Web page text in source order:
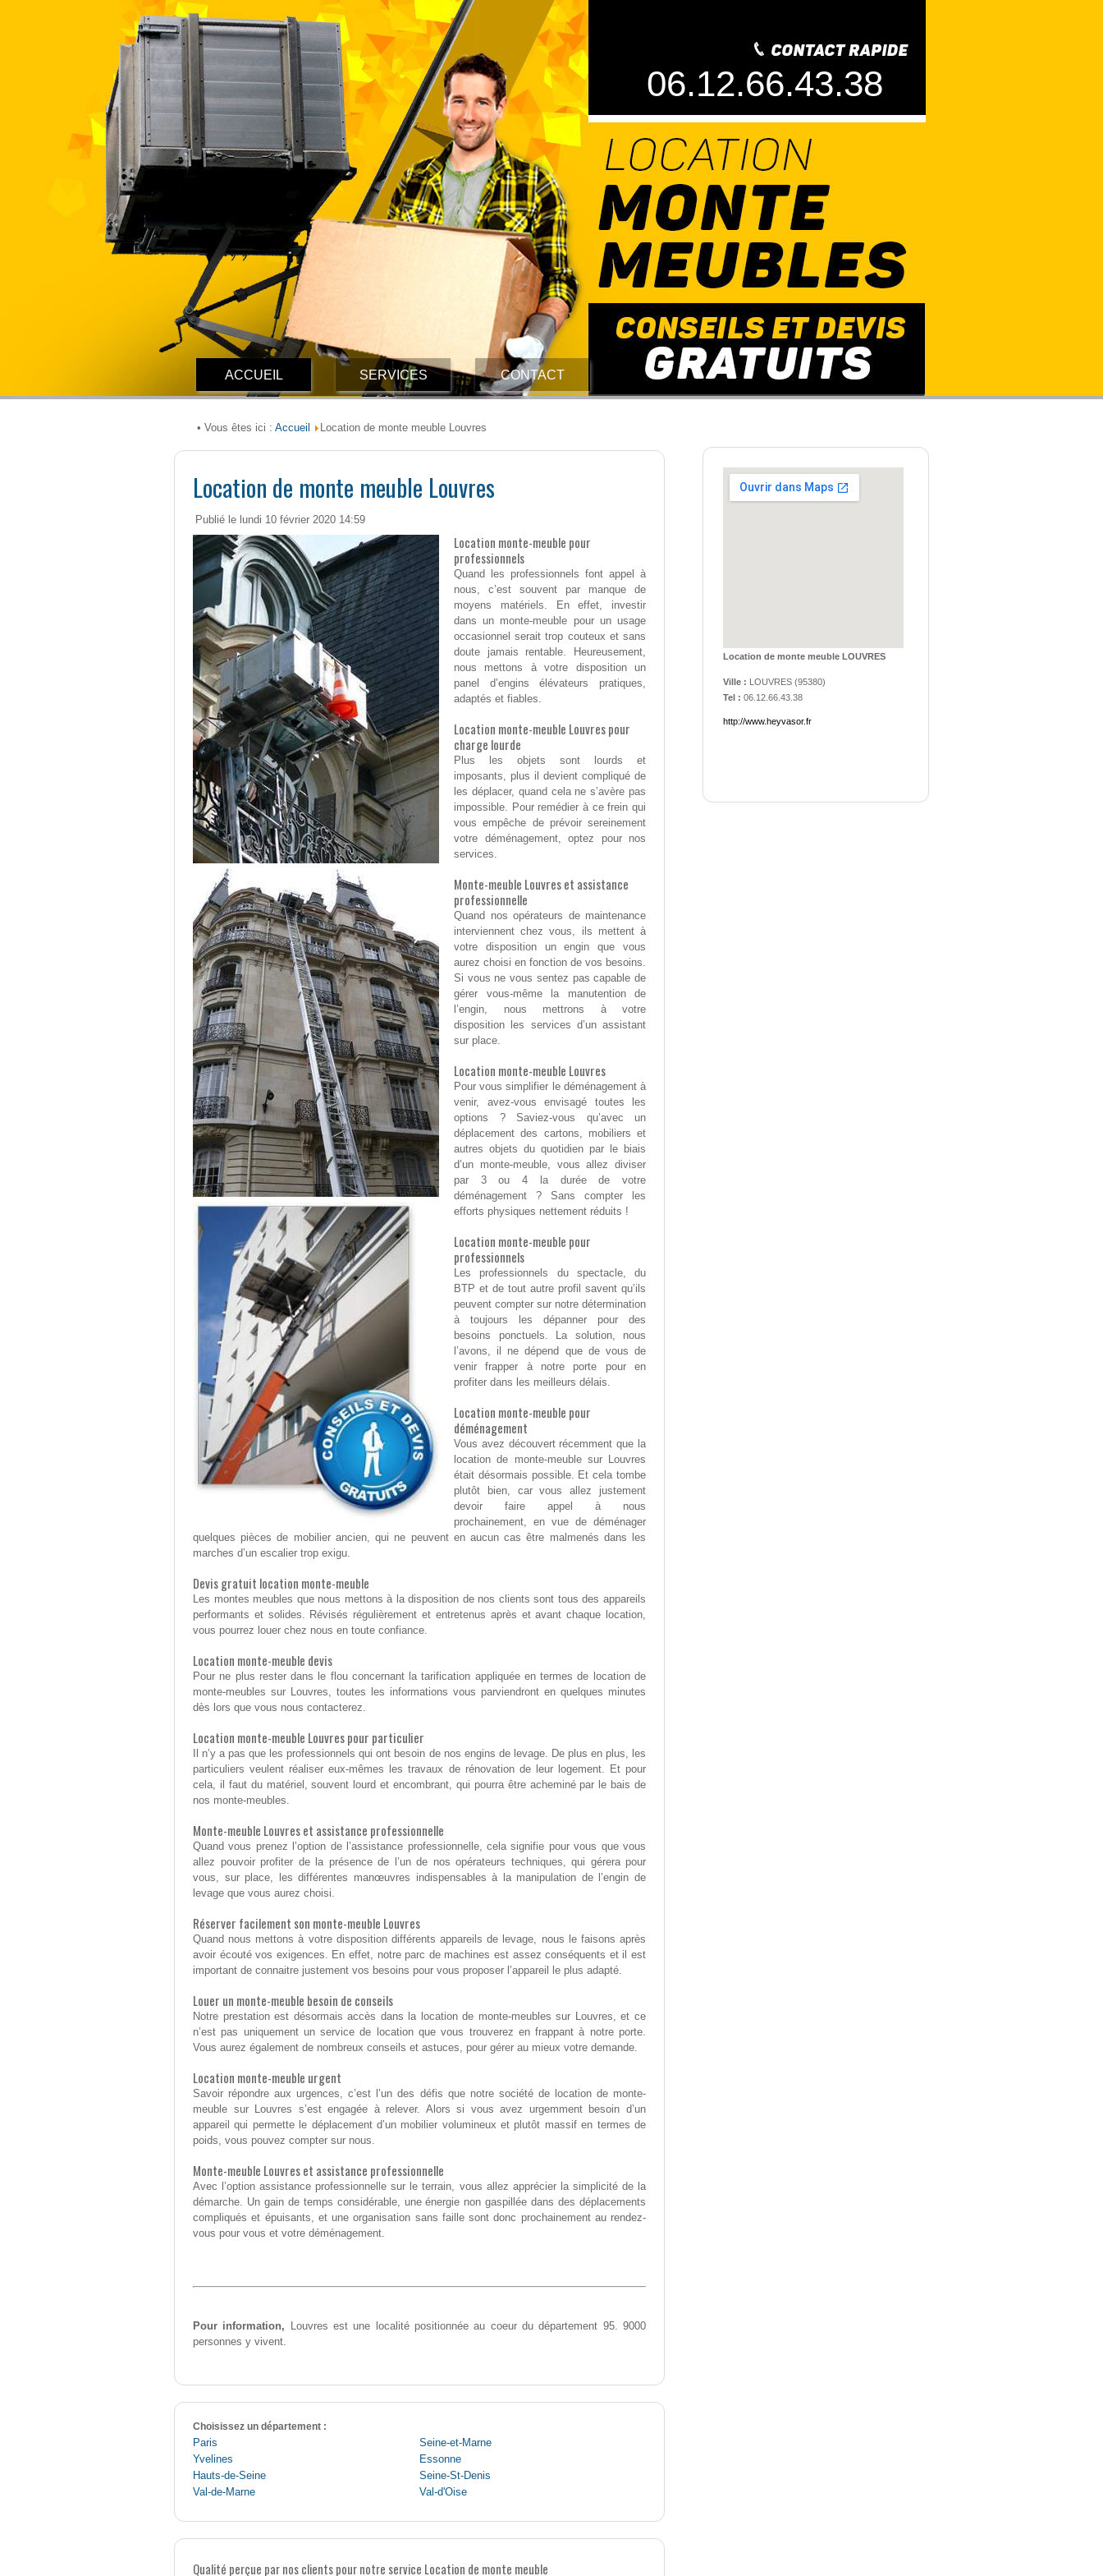
06.12.66.43.38
ACCUEIL SERVICES CONTACT
• Vous êtes ici : Accueil Location de monte meuble Louvres
Location de monte meuble Louvres
Publié le lundi 10 février 2020 14:59
Location monte-meuble pour
professionnels
Quand les professionnels font appel à
nous, c’est souvent par manque de
moyens matériels. En effet, investir
dans un monte-meuble pour un usage
occasionnel serait trop couteux et sans
doute jamais rentable. Heureusement,
nous mettons à votre disposition un
panel d’engins élévateurs pratiques,
adaptés et fiables.
Location monte-meuble Louvres pour
charge lourde
Plus les objets sont lourds et
imposants, plus il devient compliqué de
les déplacer, quand cela ne s’avère pas
impossible. Pour remédier à ce frein qui
vous empêche de prévoir sereinement
votre déménagement, optez pour nos
services.
Monte-meuble Louvres et assistance
professionnelle
Quand nos opérateurs de maintenance
interviennent chez vous, ils mettent à
votre disposition un engin que vous
aurez choisi en fonction de vos besoins.
Si vous ne vous sentez pas capable de
gérer vous-même la manutention de
l’engin, nous mettrons à votre
disposition les services d’un assistant
sur place.
Location monte-meuble Louvres
Pour vous simplifier le déménagement à
venir, avez-vous envisagé toutes les
options ? Saviez-vous qu’avec un
déplacement des cartons, mobiliers et
autres objets du quotidien par le biais
d’un monte-meuble, vous allez diviser
par 3 ou 4 la durée de votre
déménagement ? Sans compter les
efforts physiques nettement réduits !
Location monte-meuble pour
professionnels
Les professionnels du spectacle, du
BTP et de tout autre profil savent qu’ils
peuvent compter sur notre détermination
à toujours les dépanner pour des
besoins ponctuels. La solution, nous
l’avons, il ne dépend que de vous de
venir frapper à notre porte pour en
profiter dans les meilleurs délais.
Location monte-meuble pour
déménagement
Vous avez découvert récemment que la
location de monte-meuble sur Louvres
était désormais possible. Et cela tombe
plutôt bien, car vous allez justement
devoir faire appel à nous
prochainement, en vue de déménager
quelques pièces de mobilier ancien, qui ne peuvent en aucun cas être malmenés dans les
marches d’un escalier trop exigu.
Devis gratuit location monte-meuble
Les montes meubles que nous mettons à la disposition de nos clients sont tous des appareils
performants et solides. Révisés régulièrement et entretenus après et avant chaque location,
vous pourrez louer chez nous en toute confiance.
Location monte-meuble devis
Pour ne plus rester dans le flou concernant la tarification appliquée en termes de location de
monte-meubles sur Louvres, toutes les informations vous parviendront en quelques minutes
dès lors que vous nous contacterez.
Location monte-meuble Louvres pour particulier
Il n’y a pas que les professionnels qui ont besoin de nos engins de levage. De plus en plus, les
particuliers veulent réaliser eux-mêmes les travaux de rénovation de leur logement. Et pour
cela, il faut du matériel, souvent lourd et encombrant, qui pourra être acheminé par le bais de
nos monte-meubles.
Monte-meuble Louvres et assistance professionnelle
Quand vous prenez l’option de l’assistance professionnelle, cela signifie pour vous que vous
allez pouvoir profiter de la présence de l’un de nos opérateurs techniques, qui gérera pour
vous, sur place, les différentes manœuvres indispensables à la manipulation de l’engin de
levage que vous aurez choisi.
Réserver facilement son monte-meuble Louvres
Quand nous mettons à votre disposition différents appareils de levage, nous le faisons après
avoir écouté vos exigences. En effet, notre parc de machines est assez conséquents et il est
important de connaitre justement vos besoins pour vous proposer l’appareil le plus adapté.
Louer un monte-meuble besoin de conseils
Notre prestation est désormais accès dans la location de monte-meubles sur Louvres, et ce
n’est pas uniquement un service de location que vous trouverez en frappant à notre porte.
Vous aurez également de nombreux conseils et astuces, pour gérer au mieux votre demande.
Location monte-meuble urgent
Savoir répondre aux urgences, c’est l’un des défis que notre société de location de monte-
meuble sur Louvres s’est engagée à relever. Alors si vous avez urgemment besoin d’un
appareil qui permette le déplacement d’un mobilier volumineux et plutôt massif en termes de
poids, vous pouvez compter sur nous.
Monte-meuble Louvres et assistance professionnelle
Avec l’option assistance professionnelle sur le terrain, vous allez apprécier la simplicité de la
démarche. Un gain de temps considérable, une énergie non gaspillée dans des déplacements
compliqués et épuisants, et une organisation sans faille sont donc prochainement au rendez-
vous pour vous et votre déménagement.
Pour information, Louvres est une localité positionnée au coeur du département 95. 9000
personnes y vivent.
Choisissez un département :
Paris
Seine-et-Marne
Yvelines
Essonne
Hauts-de-Seine
Seine-St-Denis
Val-de-Marne
Val-d'Oise
Qualité perçue par nos clients pour notre service Location de monte meuble
Location de monte meuble LOUVRES
Ville : LOUVRES (95380)
Tel : 06.12.66.43.38
http://www.heyvasor.fr